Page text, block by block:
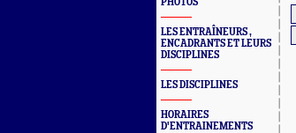
LES ENTRAÎNEURS ,
ENCADRANTS ET LEURS
DISCIPLINES
LES DISCIPLINES
HORAIRES
D'ENTRAINEMENTS